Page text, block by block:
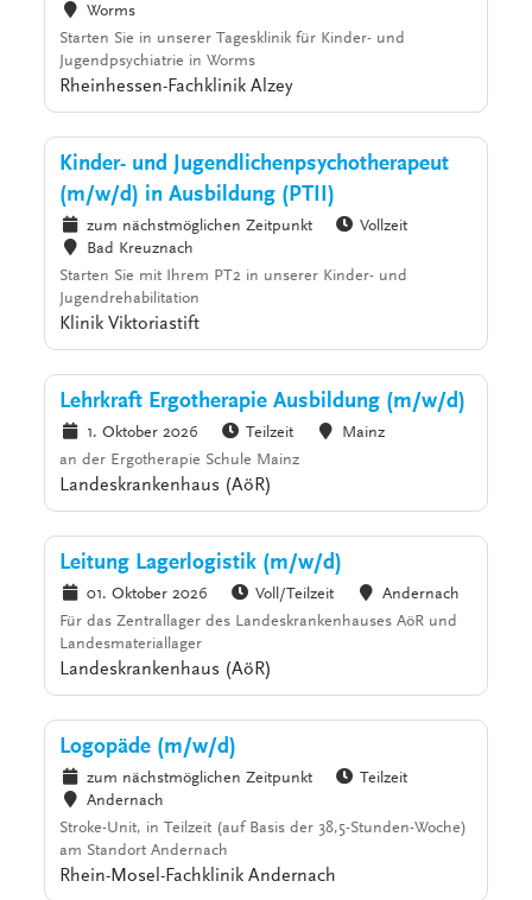
Worms
Starten Sie in unserer Tagesklinik für Kinder- und
Jugendpsychiatrie in Worms
Rheinhessen-Fachklinik Alzey
Kinder- und Jugendlichenpsychotherapeut
(m/w/d) in Ausbildung (PTII)
zum nächstmöglichen Zeitpunkt
Vollzeit
Bad Kreuznach
Starten Sie mit Ihrem PT2 in unserer Kinder- und
Jugendrehabilitation
Klinik Viktoriastift
Lehrkraft Ergotherapie Ausbildung (m/w/d)
1. Oktober 2026 Teilzeit
Mainz
an der Ergotherapie Schule Mainz
Landeskrankenhaus (AöR)
Leitung Lagerlogistik (m/w/d)
01. Oktober 2026 Voll/Teilzeit
Andernach
Für das Zentrallager des Landeskrankenhauses AöR und
Landesmateriallager
Landeskrankenhaus (AöR)
Logopäde (m/w/d)
zum nächstmöglichen Zeitpunkt
Teilzeit
Andernach
Stroke-Unit, in Teilzeit (auf Basis der 38,5-Stunden-Woche)
am Standort Andernach
Rhein-Mosel-Fachklinik Andernach